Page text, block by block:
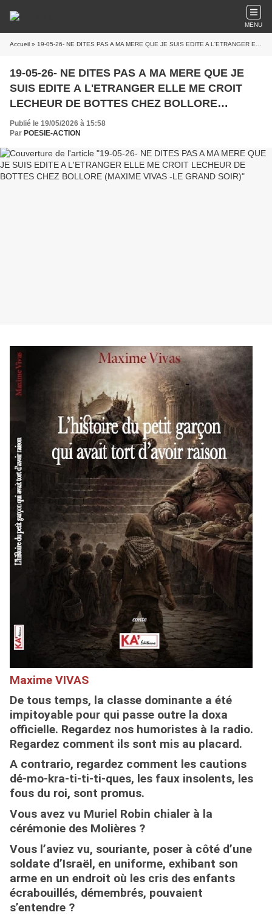
MENU
Accueil » 19-05-26- NE DITES PAS A MA MERE QUE JE SUIS EDITE A L'ETRANGER ELLE ME CROIT LECHEUR DE BOTTES CHEZ BOLLORE (MAXIME VIVAS -LE GRAND SOIR)
19-05-26- NE DITES PAS A MA MERE QUE JE
SUIS EDITE A L'ETRANGER ELLE ME CROIT
LECHEUR DE BOTTES CHEZ BOLLORE
(MAXIME VIVAS -LE GRAND SOIR)
Publié le 19/05/2026 à 15:58
Par POESIE-ACTION
Maxime VIVAS
De tous temps, la classe dominante a été
impitoyable pour qui passe outre la doxa
officielle. Regardez nos humoristes à la radio.
Regardez comment ils sont mis au placard.
A contrario, regardez comment les cautions
dé-mo-kra-ti-ti-ti-ques, les faux insolents, les
fous du roi, sont promus.
Vous avez vu Muriel Robin chialer à la
cérémonie des Molières ?
Vous l’aviez vu, souriante, poser à côté d’une
soldate d’Israël, en uniforme, exhibant son
arme en un endroit où les cris des enfants
écrabouillés, démembrés, pouvaient
s’entendre ?